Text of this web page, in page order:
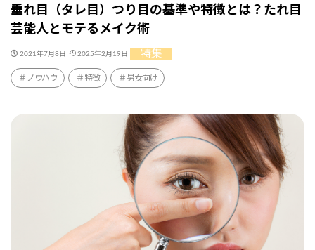
垂れ目（タレ目）つり目の基準や特徴とは？たれ目
芸能人とモテるメイク術
2021年7月8日 2025年2月19日 特集
ノウハウ 特徴 男女向け